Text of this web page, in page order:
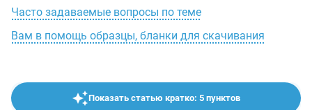
Часто задаваемые вопросы по теме
Вам в помощь образцы, бланки для скачивания
Показать статью кратко: 5 пунктов